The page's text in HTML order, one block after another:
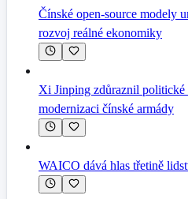
Čínské open-source modely
rozvoj reálné ekonomiky
Xi Jinping zdůraznil politické
modernizaci čínské armády
WAICO dává hlas třetině